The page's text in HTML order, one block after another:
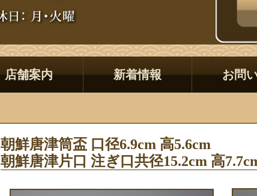
店舗案内 新着情報 お問
朝鮮唐津筒盃 口径6.9cm 高5.6cm
朝鮮唐津片口 注ぎ口共径15.2cm 高